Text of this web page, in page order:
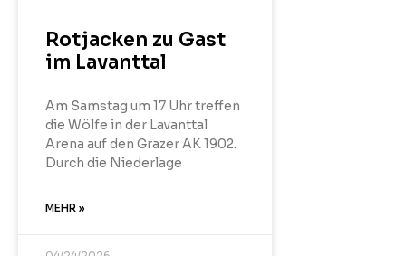
Rotjacken zu Gast
im Lavanttal
Am Samstag um 17 Uhr treffen
die Wölfe in der Lavanttal
Arena auf den Grazer AK 1902.
Durch die Niederlage
MEHR »